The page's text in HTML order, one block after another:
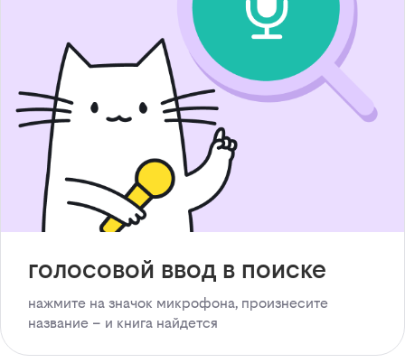
голосовой ввод в поиске
нажмите на значок микрофона, произнесите
название – и книга найдется